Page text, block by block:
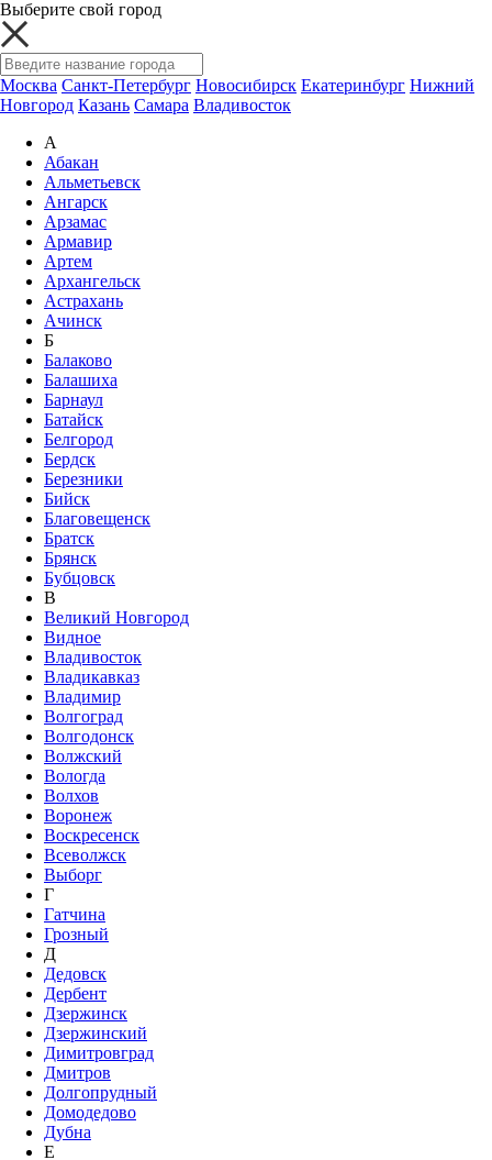
Выберите свой город
Москва Санкт-Петербург Новосибирск Екатеринбург Нижний
Новгород Казань Самара Владивосток
А
Абакан
Альметьевск
Ангарск
Арзамас
Армавир
Артем
Архангельск
Астрахань
Ачинск
Б
Балаково
Балашиха
Барнаул
Батайск
Белгород
Бердск
Березники
Бийск
Благовещенск
Братск
Брянск
Бубцовск
В
Великий Новгород
Видное
Владивосток
Владикавказ
Владимир
Волгоград
Волгодонск
Волжский
Вологда
Волхов
Воронеж
Воскресенск
Всеволжск
Выборг
Г
Гатчина
Грозный
Д
Дедовск
Дербент
Дзержинск
Дзержинский
Димитровград
Дмитров
Долгопрудный
Домодедово
Дубна
Е